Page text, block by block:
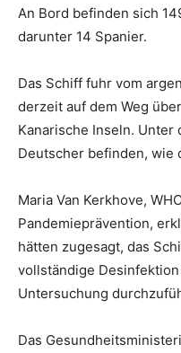
An Bord befinden sich
darunter 14 Spanier.
Das Schiff fuhr vom
derzeit auf dem Weg
Kanarische Inseln. Unter
Deutscher befinden, wie
Maria Van Kerkhove,
Pandemieprävention,
hätten zugesagt, das
vollständige
Untersuchung
Das